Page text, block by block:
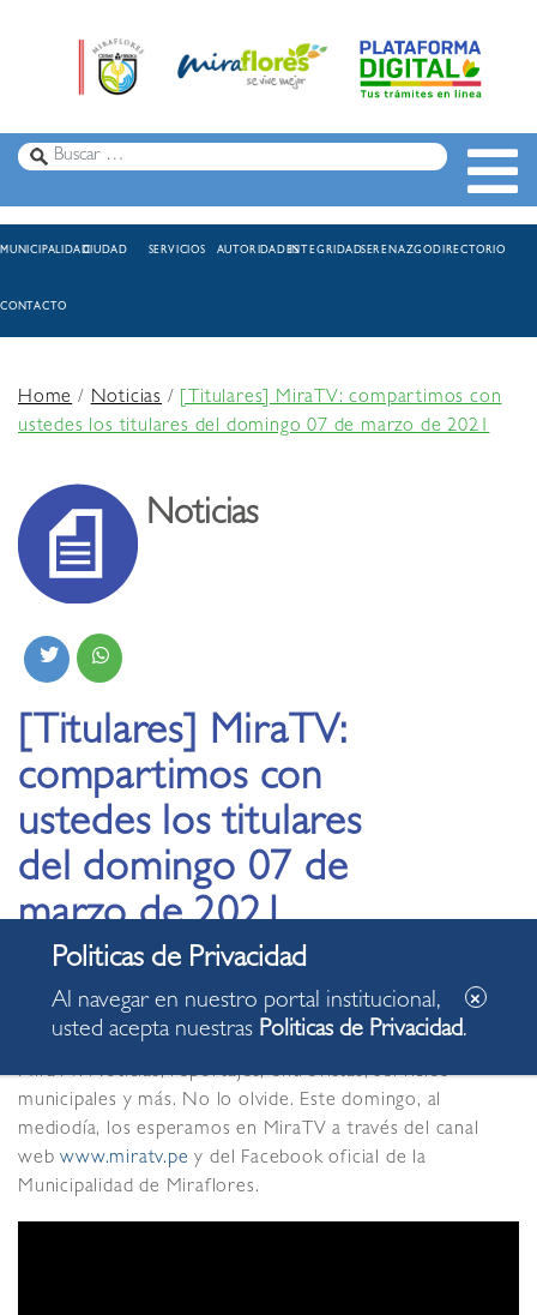
MUNICIPALIDADCIUDAD SERVICIOS AUTORIDADESINTEGRIDADSERENAZGODIRECTORIO
CONTACTO
Home/Noticias /
[Titulares] MiraTV: compartimos con
ustedes los titulares del domingo 07 de marzo de 2021
Noticias
[Titulares] MiraTV:
compartimos con
ustedes los titulares
del domingo 07 de
marzo de 2021
06.03.2021
Este domingo, al mediodía, acompáñennos en el noticiero
MiraTV. Noticias, reportajes, entrevistas, servicios
municipales y más. No lo olvide. Este domingo, al
mediodía, los esperamos en MiraTV a través del canal
webwww.miratv.pe y del Facebook oficial de la
Municipalidad de Miraflores.
Al navegar en nuestro portal institucional,
usted acepta nuestras Politicas de Privacidad.